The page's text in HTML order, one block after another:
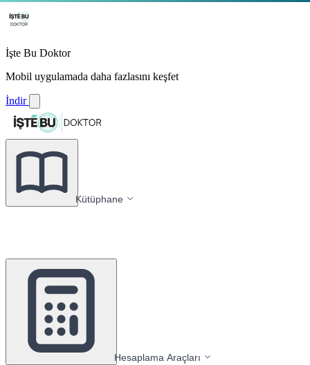
İşte Bu Doktor
Mobil uygulamada daha fazlasını keşfet
İndir
Kütüphane
Hesaplama Araçları